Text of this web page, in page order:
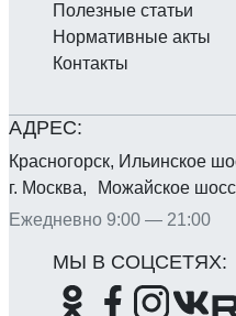
Красногорск, Ильинское
г. Москва, Можайское
Ежедневно 9:00 — 21:00
Полезные статьи
Нормативные акты
Контакты